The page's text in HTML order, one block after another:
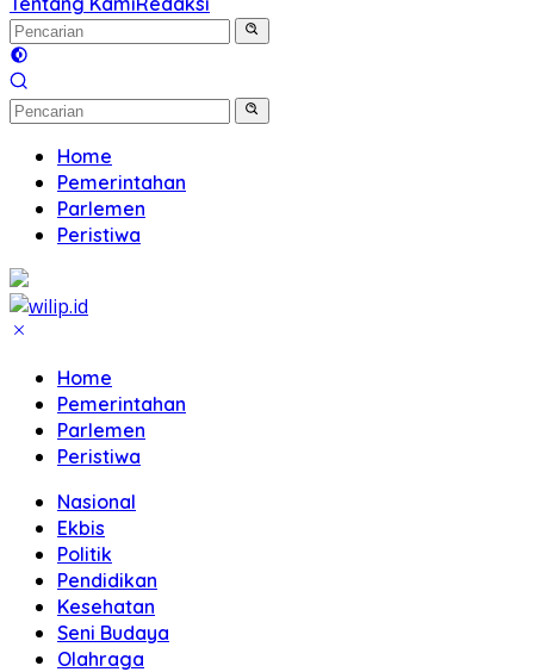
Home
Pemerintahan
Parlemen
Peristiwa
Home
Pemerintahan
Parlemen
Peristiwa
Nasional
Ekbis
Politik
Pendidikan
Kesehatan
Seni Budaya
Olahraga